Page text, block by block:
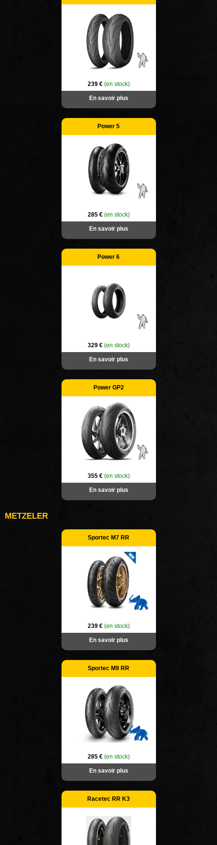
239 € (en stock)
En savoir plus
Power 5
285 € (en stock)
En savoir plus
Power 6
329 € (en stock)
En savoir plus
Power GP2
355 € (en stock)
En savoir plus
METZELER
Sportec M7 RR
239 € (en stock)
En savoir plus
Sportec M9 RR
285 € (en stock)
En savoir plus
Racetec RR K3